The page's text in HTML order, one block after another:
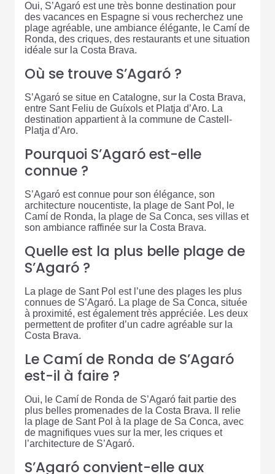
Oui, S’Agaró est une très bonne destination pour
des vacances en Espagne si vous recherchez une
plage agréable, une ambiance élégante, le Camí de
Ronda, des criques, des restaurants et une situation
idéale sur la Costa Brava.
Où se trouve S’Agaró ?
S’Agaró se situe en Catalogne, sur la Costa Brava,
entre Sant Feliu de Guíxols et Platja d’Aro. La
destination appartient à la commune de Castell-
Platja d’Aro.
Pourquoi S’Agaró est-elle
connue ?
S’Agaró est connue pour son élégance, son
architecture noucentiste, la plage de Sant Pol, le
Camí de Ronda, la plage de Sa Conca, ses villas et
son ambiance raffinée sur la Costa Brava.
Quelle est la plus belle plage de
S’Agaró ?
La plage de Sant Pol est l’une des plages les plus
connues de S’Agaró. La plage de Sa Conca, située
à proximité, est également très appréciée. Les deux
permettent de profiter d’un cadre agréable sur la
Costa Brava.
Le Camí de Ronda de S’Agaró
est-il à faire ?
Oui, le Camí de Ronda de S’Agaró fait partie des
plus belles promenades de la Costa Brava. Il relie
la plage de Sant Pol à la plage de Sa Conca, avec
de magnifiques vues sur la mer, les criques et
l’architecture de S’Agaró.
S’Agaró convient-elle aux